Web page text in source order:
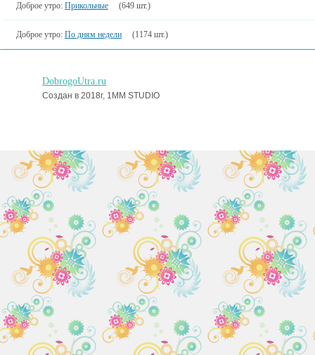
Доброе утро: Прикольные (649 шт.)
Доброе утро: По дням недели (1174 шт.)
DobrogoUtra.ru
Создан в 2018г, 1MM STUDIO